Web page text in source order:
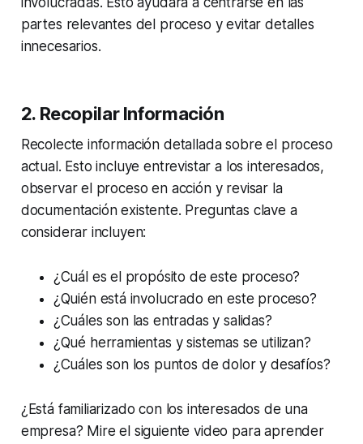
partes relevantes del proceso y evitar detalles
innecesarios.
2. Recopilar Información
Recolecte información detallada sobre el proceso
actual. Esto incluye entrevistar a los interesados,
observar el proceso en acción y revisar la
documentación existente. Preguntas clave a
considerar incluyen:
¿Cuál es el propósito de este proceso?
¿Quién está involucrado en este proceso?
¿Cuáles son las entradas y salidas?
¿Qué herramientas y sistemas se utilizan?
¿Cuáles son los puntos de dolor y desafíos?
¿Está familiarizado con los interesados de una
empresa? Mire el siguiente video para aprender